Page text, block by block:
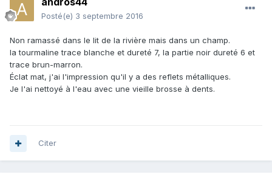
Posté(e) 3 septembre 2016
Non ramassé dans le lit de la rivière mais dans un champ.
la tourmaline trace blanche et dureté 7, la partie noir dureté 6 et
trace brun-marron.
Éclat mat, j'ai l'impression qu'il y a des reflets métalliques.
Je l'ai nettoyé à l'eau avec une vieille brosse à dents.
Citer